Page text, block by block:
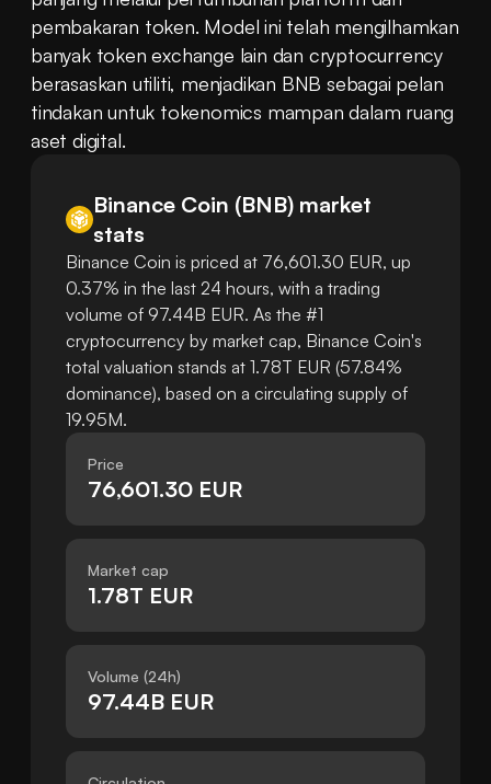
pembakaran token. Model ini telah mengilhamkan
banyak token exchange lain dan cryptocurrency
berasaskan utiliti, menjadikan BNB sebagai pelan
tindakan untuk tokenomics mampan dalam ruang
aset digital.
Binance Coin (BNB) market
stats
Binance Coin is priced at 76,601.30 EUR, up
0.37% in the last 24 hours, with a trading
volume of 97.44B EUR. As the #1
cryptocurrency by market cap, Binance Coin's
total valuation stands at 1.78T EUR (57.84%
dominance), based on a circulating supply of
19.95M.
Price
76,601.30 EUR
Market cap
1.78T EUR
Volume (24h)
97.44B EUR